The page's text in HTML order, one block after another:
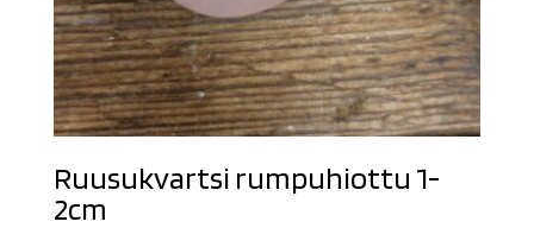
Ruusukvartsi rumpuhiottu 1-
2cm